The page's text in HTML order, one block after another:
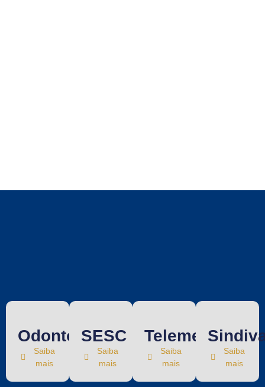
Odontologia
Saiba
mais
SESC
Saiba
mais
Telemedicina
Saiba
mais
Saiba
mais